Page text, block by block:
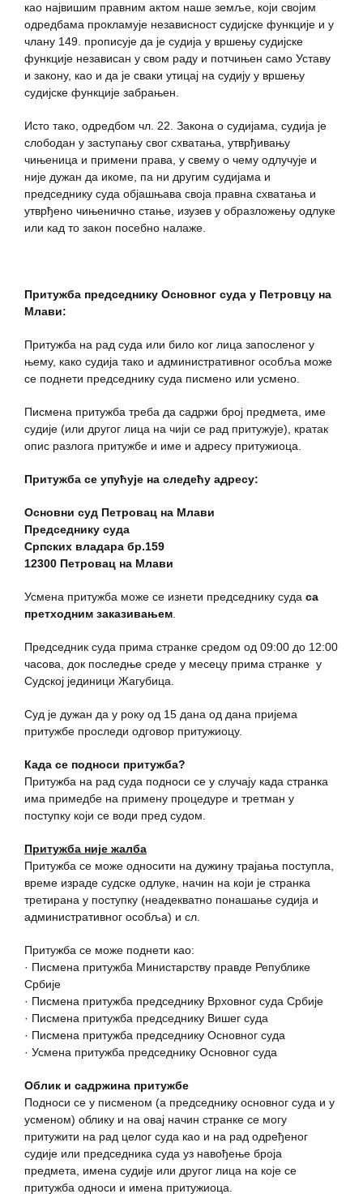
као највишим правним актом наше земље, који својим
одредбама прокламује независност судијске функције и у
члану 149. прописује да је судија у вршењу судијске
функције независан у свом раду и потчињен само Уставу
и закону, као и да је сваки утицај на судију у вршењу
судијске функције забрањен.
Исто тако, одредбом чл. 22. Закона о судијама, судија је
слободан у заступању свог схватања, утврђивању
чињеница и примени права, у свему о чему одлучује и
није дужан да икоме, па ни другим судијама и
председнику суда објашњава своја правна схватања и
утврђено чињенично стање, изузев у образложењу одлуке
или кад то закон посебно налаже.
Притужба председнику Основног суда у Петровцу на
Млави:
Притужба на рад суда или било ког лица запосленог у
њему, како судија тако и административног особља може
се поднети председнику суда писмено или усмено.
Писмена притужба треба да садржи број предмета, име
судије (или другог лица на чији се рад притужује), кратак
опис разлога притужбе и име и адресу притужиоца.
Притужба се упућује на следећу адресу:
Основни суд Петровац на Млави
Председнику суда
Српских владара бр.159
12300 Петровац на Млави
Усмена притужба може се изнети председнику суда са
претходним заказивањем
Председник суда прима странке средом од 09:00 до 12:00
часова, док последње среде у месецу прима странке у
Судској јединици Жагубица.
Суд је дужан да у року од 15 дана од дана пријема
притужбе проследи одговор притужиоцу.
Када се подноси притужба?
Притужба на рад суда подноси се у случају када странка
има примедбе на примену процедуре и третман у
поступку који се води пред судом.
Притужба није жалба
Притужба се може односити на дужину трајања поступла,
време израде судске одлуке, начин на који је странка
третирана у поступку (неадекватно понашање судија и
административног особља) и сл.
Притужба се може поднети као:
· Писмена притужба Министарству правде Републике
Србије
· Писмена притужба председнику Врховног суда Србије
· Писмена притужба председнику Вишег суда
· Писмена притужба председнику Основног суда
· Усмена притужба председнику Основног суда
Облик и садржина притужбе
Подноси се у писменом (а председнику основног суда и у
усменом) облику и на овај начин странке се могу
притужити на рад целог суда као и на рад одређеног
судије или председника суда уз навођење броја
предмета, имена судије или другог лица на које се
притужба односи и имена притужиоца.